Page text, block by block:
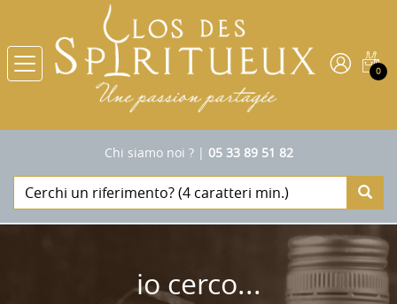
0
Chi siamo noi ?| 05 33 89 51 82
io cerco...